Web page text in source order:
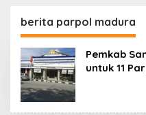
berita parpol madura
Pemkab
untuk 11